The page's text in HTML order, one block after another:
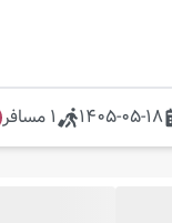
1405-05-18
1 مسافر